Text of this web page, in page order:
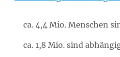
ca. 4,4 Mio. Menschen
ca. 1,8 Mio. sind